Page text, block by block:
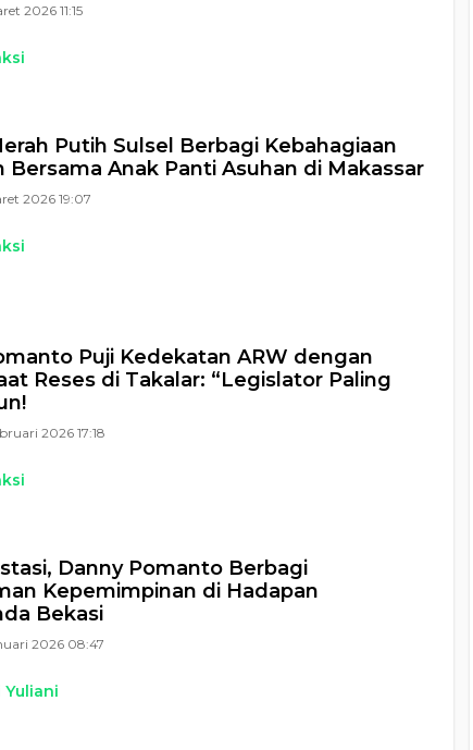
2026 11:15
Putih Sulsel Berbagi Kebahagiaan
Bersama Anak Panti Asuhan di Makassar
2026 19:07
Puji Kedekatan ARW dengan
Reses di Takalar: “Legislator Paling
2026 17:18
Danny Pomanto Berbagi
Kepemimpinan di Hadapan
Bekasi
2026 08:47
Yuliani